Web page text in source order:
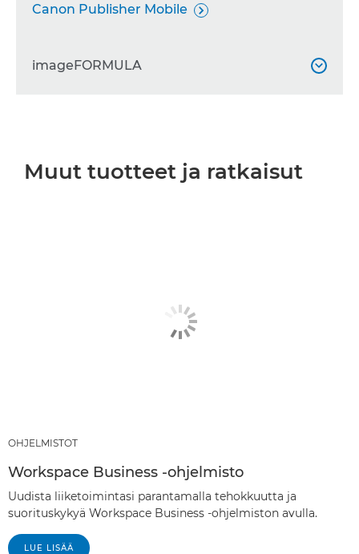
Canon Publisher Mobile 
imageFORMULA 
imageFORMULA DR-M1060
Muut tuotteet ja ratkaisut
OHJELMISTOT
Workspace Business -ohjelmisto
Uudista liiketoimintasi parantamalla tehokkuutta ja
suorituskykyä Workspace Business -ohjelmiston avulla.
LUE LISÄÄ